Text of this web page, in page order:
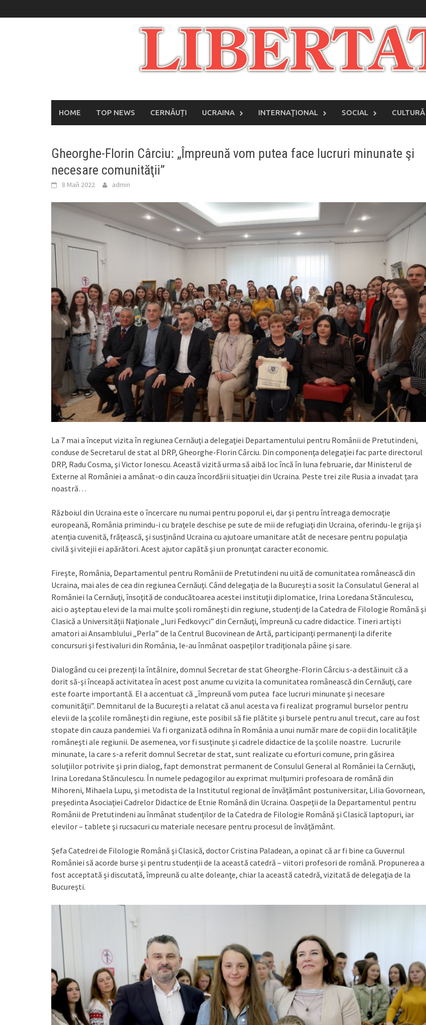
to
HOME TOP NEWS CERNĂUȚI UCRAINA INTERNAŢIONAL SOCIAL CULTURĂ
Gheorghe-Florin Cârciu: „Împreună vom putea face lucruri minunate şi
necesare comunităţii”
8 Май 2022 admin
La 7 mai a început vizita în regiunea Cernăuţi a delegaţiei Departamentului pentru Românii de Pretutindeni,
conduse de Secretarul de stat al DRP, Gheorghe-Florin Cârciu. Din componenţa delegaţiei fac parte directorul
DRP, Radu Cosma, şi Victor Ionescu. Această vizită urma să aibă loc încă în luna februarie, dar Ministerul de
Externe al României a amânat-o din cauza încordării situaţiei din Ucraina. Peste trei zile Rusia a invadat ţara
noastră…
Războiul din Ucraina este o încercare nu numai pentru poporul ei, dar şi pentru întreaga democraţie
europeană, România primindu-i cu braţele deschise pe sute de mii de refugiaţi din Ucraina, oferindu-le grija şi
atenţia cuvenită, frăţească, şi susţinând Ucraina cu ajutoare umanitare atât de necesare pentru populaţia
civilă şi vitejii ei apărători. Acest ajutor capătă şi un pronunţat caracter economic.
Fireşte, România, Departamentul pentru Românii de Pretutindeni nu uită de comunitatea românească din
Ucraina, mai ales de cea din regiunea Cernăuţi. Când delegaţia de la Bucureşti a sosit la Consulatul General al
României la Cernăuţi, însoţită de conducătoarea acestei instituţii diplomatice, Irina Loredana Stănculescu,
aici o aşteptau elevi de la mai multe şcoli româneşti din regiune, studenţi de la Catedra de Filologie Română şi
Clasică a Universităţii Naţionale „Iuri Fedkovyci” din Cernăuţi, împreună cu cadre didactice. Tineri artişti
amatori ai Ansamblului „Perla” de la Centrul Bucovinean de Artă, participanţi permanenţi la diferite
concursuri şi festivaluri din România, le-au înmânat oaspeţilor tradiţionala pâine şi sare.
Dialogând cu cei prezenţi la întâlnire, domnul Secretar de stat Gheorghe-Florin Cârciu s-a destăinuit că a
dorit să-şi înceapă activitatea în acest post anume cu vizita la comunitatea românească din Cernăuţi, care
este foarte importantă. El a accentuat că „împreună vom putea face lucruri minunate şi necesare
comunităţii”. Demnitarul de la Bucureşti a relatat că anul acesta va fi realizat programul burselor pentru
elevii de la şcolile româneşti din regiune, este posibil să fie plătite şi bursele pentru anul trecut, care au fost
stopate din cauza pandemiei. Va fi organizată odihna în România a unui număr mare de copii din localităţile
româneşti ale regiunii. De asemenea, vor fi susţinute şi cadrele didactice de la şcolile noastre. Lucrurile
minunate, la care s-a referit domnul Secretar de stat, sunt realizate cu eforturi comune, prin găsirea
soluţiilor potrivite şi prin dialog, fapt demonstrat permanent de Consulul General al României la Cernăuţi,
Irina Loredana Stănculescu. În numele pedagogilor au exprimat mulţumiri profesoara de română din
Mihoreni, Mihaela Lupu, şi metodista de la Institutul regional de învăţământ postuniversitar, Lilia Govornean,
preşedinta Asociaţiei Cadrelor Didactice de Etnie Română din Ucraina. Oaspeţii de la Departamentul pentru
Românii de Pretutindeni au înmânat studenţilor de la Catedra de Filologie Română şi Clasică laptopuri, iar
elevilor – tablete şi rucsacuri cu materiale necesare pentru procesul de învăţământ.
Şefa Catedrei de Filologie Română şi Clasică, doctor Cristina Paladean, a opinat că ar fi bine ca Guvernul
României să acorde burse şi pentru studenţii de la această catedră – viitori profesori de română. Propunerea a
fost acceptată şi discutată, împreună cu alte doleanţe, chiar la această catedră, vizitată de delegaţia de la
Bucureşti.